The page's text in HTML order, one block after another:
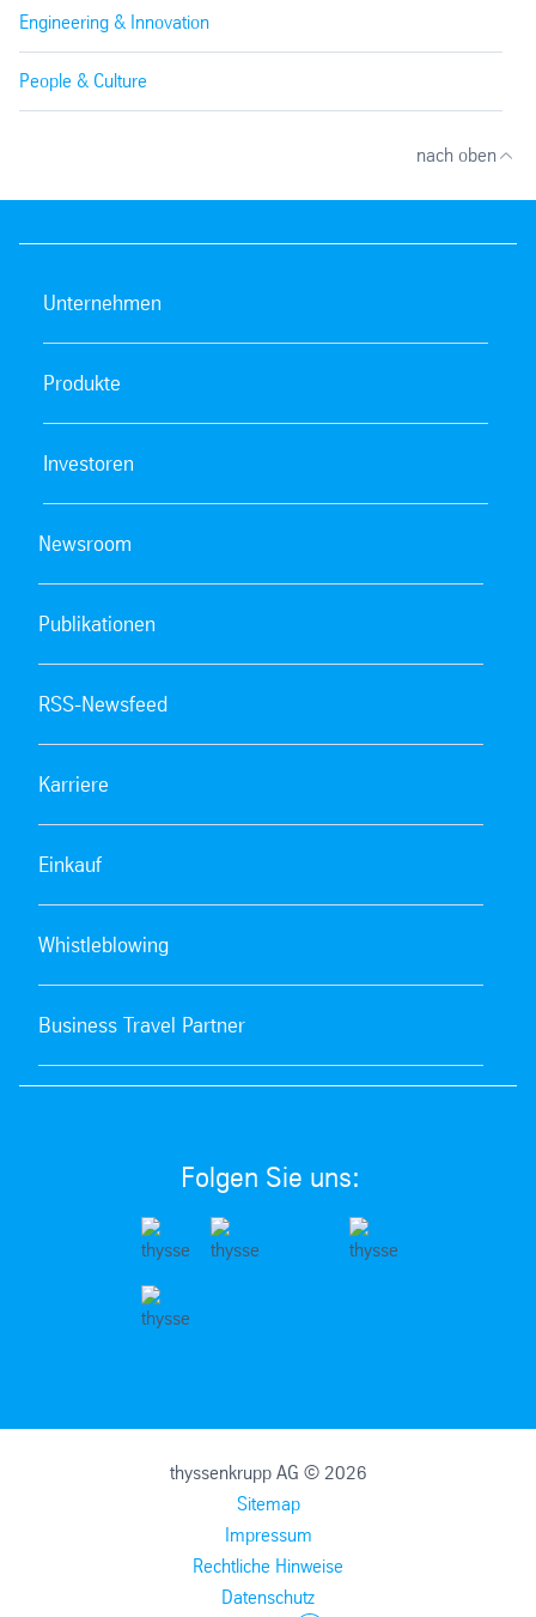
Engineering & Innovation
People & Culture
nach oben
Unternehmen
Produkte
Investoren
Newsroom
Publikationen
RSS-Newsfeed
Karriere
Einkauf
Whistleblowing
Business Travel Partner
Folgen Sie uns:
thyssenkrupp AG © 2026
Sitemap
Impressum
Rechtliche Hinweise
Datenschutz